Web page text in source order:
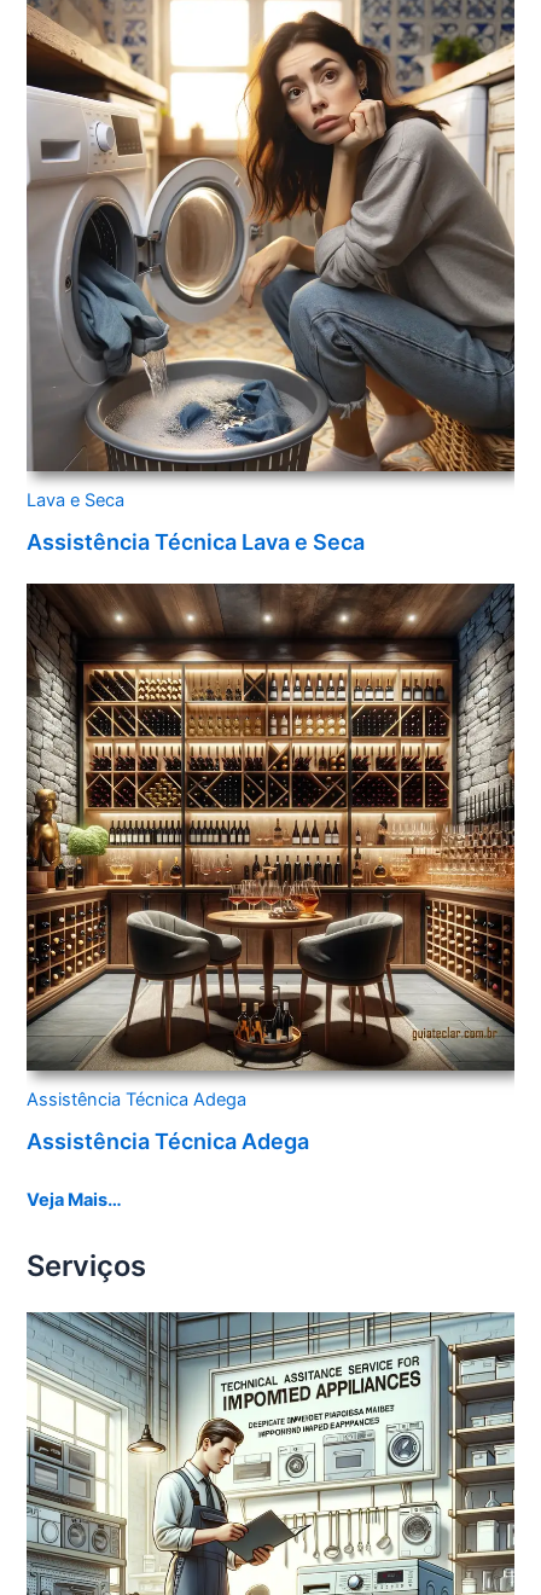
Lava e Seca
Assistência Técnica Lava e Seca
Assistência Técnica Adega
Assistência Técnica Adega
Veja Mais…
Serviços